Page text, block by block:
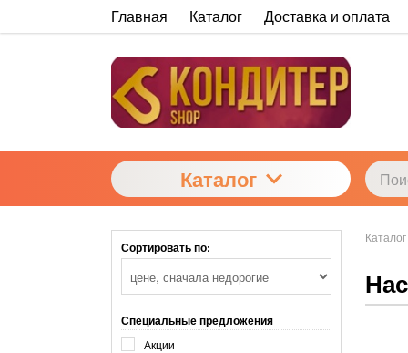
Главная Каталог Доставка и оплата
Каталог
Сортировать по:
Специальные предложения
Акции
Каталог